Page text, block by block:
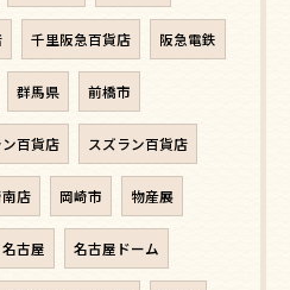
千里阪急百貨店 阪急電鉄
群馬県 前橋市
百貨店 スズラン百貨店
店 岡崎市 物産展
名古屋 名古屋ドーム